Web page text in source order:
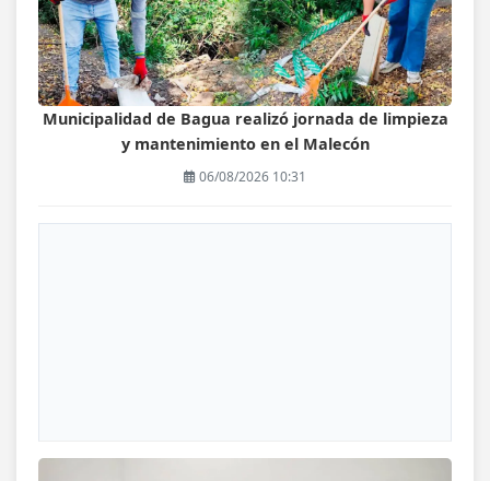
Municipalidad de Bagua realizó jornada de limpieza
y mantenimiento en el Malecón
06/08/2026 10:31